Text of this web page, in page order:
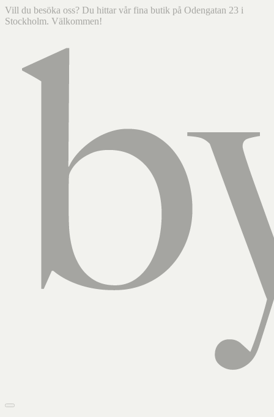
Vill du besöka oss? Du hittar vår fina butik på Odengatan 23 i
Stockholm. Välkommen!